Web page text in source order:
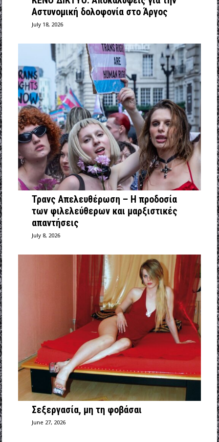
Αστυνομική δολοφονία στο Άργος
July 18, 2026
Τρανς Απελευθέρωση – Η προδοσία
των φιλελεύθερων και μαρξιστικές
απαντήσεις
July 8, 2026
Σεξεργασία, μη τη φοβάσαι
June 27, 2026